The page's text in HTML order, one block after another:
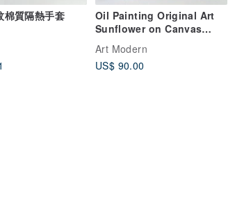
棉質隔熱手套
Oil Painting Original Art
Sunflower on Canvas
Art Modern
US$ 90.00